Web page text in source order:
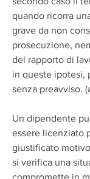
quando ricorra
grave da non
prosecuzione,
del rapporto di
in queste ipotesi,
senza preavviso.
Un dipendente
essere licenziato
giustificato
si verifica una
compromette in